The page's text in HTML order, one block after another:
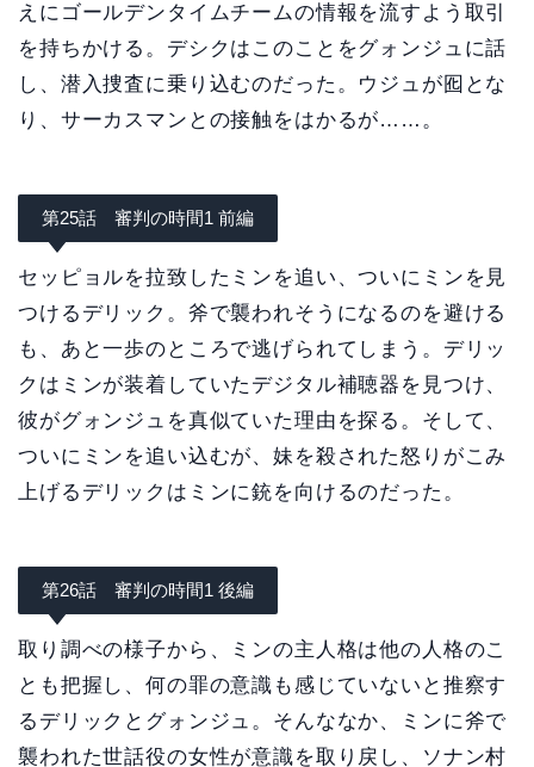
えにゴールデンタイムチームの情報を流すよう取引
を持ちかける。デシクはこのことをグォンジュに話
し、潜入捜査に乗り込むのだった。ウジュが囮とな
り、サーカスマンとの接触をはかるが……。
第25話 審判の時間1 前編
セッピョルを拉致したミンを追い、ついにミンを見
つけるデリック。斧で襲われそうになるのを避ける
も、あと一歩のところで逃げられてしまう。デリッ
クはミンが装着していたデジタル補聴器を見つけ、
彼がグォンジュを真似ていた理由を探る。そして、
ついにミンを追い込むが、妹を殺された怒りがこみ
上げるデリックはミンに銃を向けるのだった。
第26話 審判の時間1 後編
取り調べの様子から、ミンの主人格は他の人格のこ
とも把握し、何の罪の意識も感じていないと推察す
るデリックとグォンジュ。そんななか、ミンに斧で
襲われた世話役の女性が意識を取り戻し、ソナン村